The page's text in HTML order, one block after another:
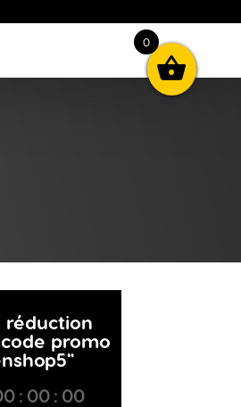
réduction
promo
: 00 : 00
0